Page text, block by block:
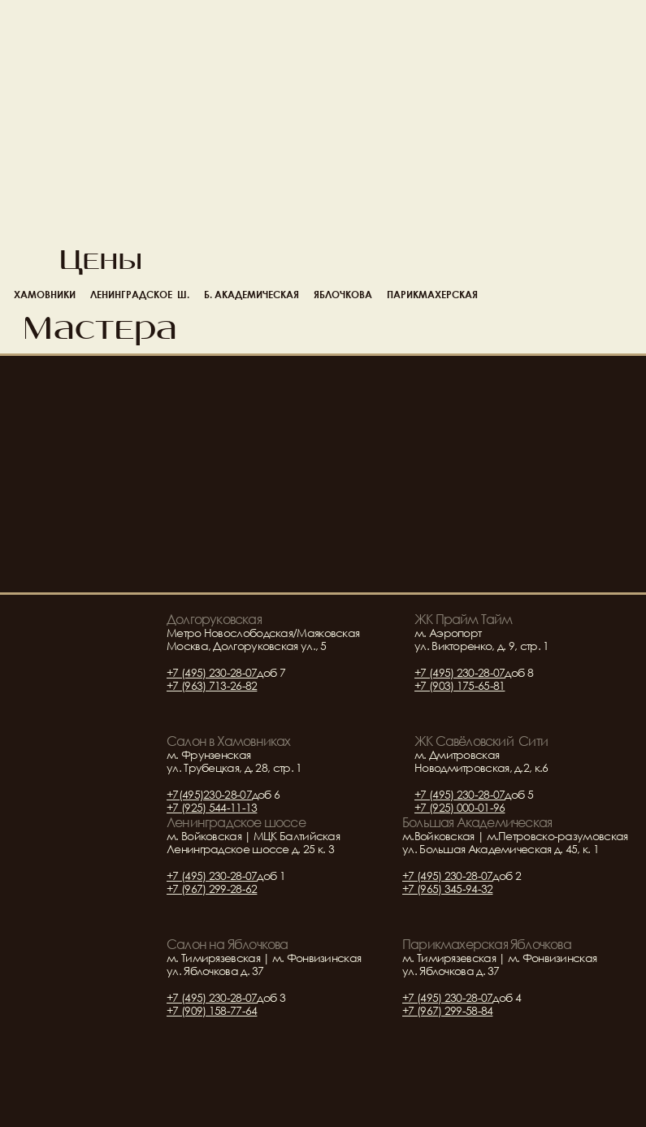
Цены
ХАМОВНИКИ ЛЕНИНГРАДСКОЕ  Ш. Б. АКАДЕМИЧЕСКАЯ ЯБЛОЧКОВА ПАРИКМАХЕРСКАЯ
Мастера
Долгоруковская
Метро Новослободская/Маяковская
Москва, Долгоруковская ул., 5
+7 (495) 230-28-07доб 7
+7 (963) 713-26-82
ЖК Прайм Тайм
м. Аэропорт
ул. Викторенко, д. 9, стр. 1
+7 (495) 230-28-07доб 8
+7 (903) 175-65-81
Салон в Хамовниках
м. Фрунзенская
ул. Трубецкая, д. 28, стр. 1
+7(495)230-28-07доб 6
+7 (925) 544-11-13
ЖК Савёловский  Сити
м. Дмитровская
Новодмитровская, д.2, к.6
+7 (495) 230-28-07доб 5
+7 (925) 000-01-96
Ленинградское шоссе
м. Войковская | МЦК Балтийская
Ленинградское шоссе д. 25 к. 3
+7 (495) 230-28-07доб 1
+7 (967) 299-28-62
Большая Академическая
м.Войковская | м.Петровско-разумовская
ул. Большая Академическая д. 45, к. 1
+7 (495) 230-28-07доб 2
+7 (965) 345-94-32
Салон на Яблочкова
м. Тимирязевская | м. Фонвизинская
ул. Яблочкова д. 37
+7 (495) 230-28-07доб 3
+7 (909) 158-77-64
Парикмахерская Яблочкова
м. Тимирязевская | м. Фонвизинская
ул. Яблочкова д. 37
+7 (495) 230-28-07доб 4
+7 (967) 299-58-84